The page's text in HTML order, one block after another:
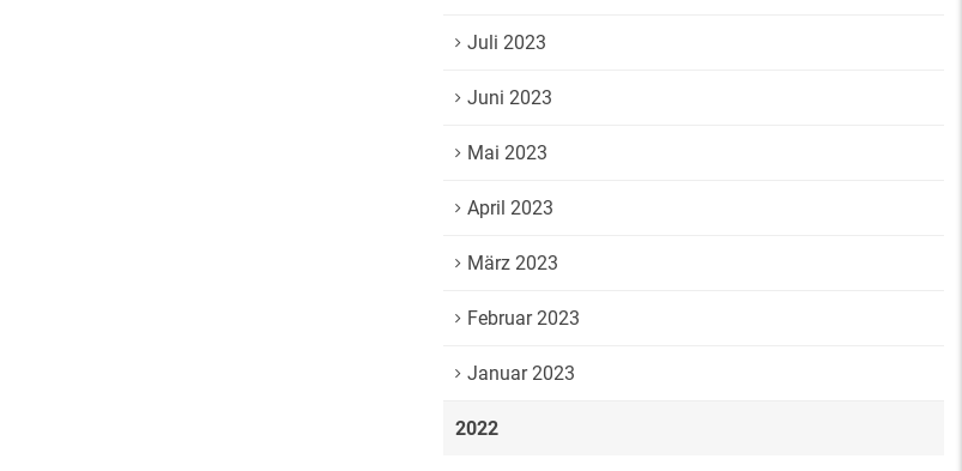
Juli 2023
Juni 2023
Mai 2023
April 2023
März 2023
Februar 2023
Januar 2023
2022